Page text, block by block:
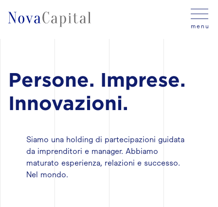
menu
Persone. Imprese.
Innovazioni.
Siamo una holding di partecipazioni guidata
da imprenditori e manager. Abbiamo
maturato esperienza, relazioni e successo.
Nel mondo.